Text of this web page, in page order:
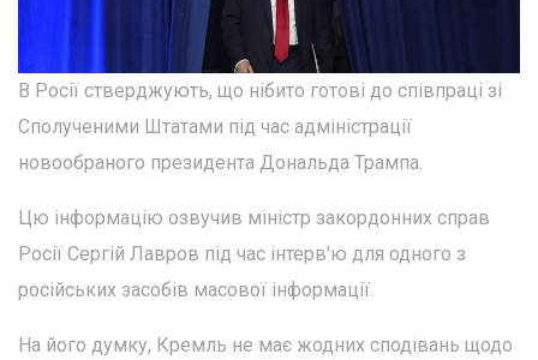
В Росії стверджують, що нібито готові до співпраці зі
Сполученими Штатами під час адміністрації
новообраного президента Дональда Трампа.
Цю інформацію озвучив міністр закордонних справ
Росії Сергій Лавров під час інтерв'ю для одного з
російських засобів масової інформації.
На його думку, Кремль не має жодних сподівань щодо